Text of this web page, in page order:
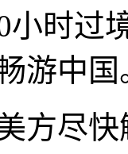
小时过
游中国
尽快